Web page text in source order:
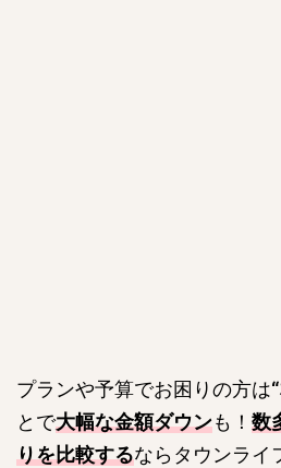
プランや予算でお困りの方は
とで大幅な金額ダウンも！ 数
りを比較するならタウンライ